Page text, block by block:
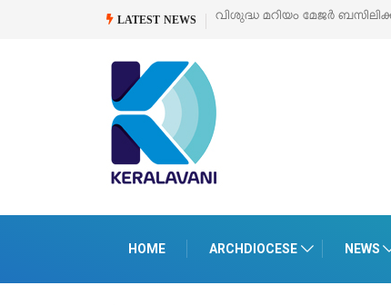
LATEST NEWS
മേജർ ബസിലിക്കയുടെ സമർപ്പണ തിരുനാൾ ഓഗസ്റ്റ് 5 –
HOME ARCHDIOCESE NEWS